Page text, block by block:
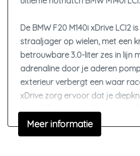
Parkeer assistent
Parkeersensor achter
Parkeersensor voor
Ruitensproeiers/
Sportonderstel
Sportvelgen
Interieur
Achterbank in delen
De BMW F20 M140i xDrive LCI2
straaljager op wielen, met een
betrouwbare 3.0-liter zes in lijn
adrenaline door je aderen
exterieur verbergt een waar
xDrive zorg ervoor dat je
met zelfvertrouwen kunt
alleen een auto; het is een
transformeert in een opwindend
Meer informatie